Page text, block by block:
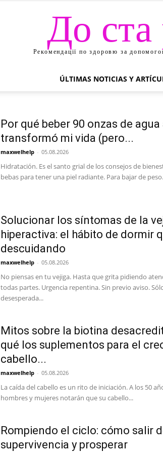
До ста
Рекомендації по здоровю за
ÚLTIMAS NOTICIAS Y
Por qué beber 90 onzas de
transformó mi vida (pero...
maxwelhelp - 05.08.2026
Hidratación. Es el santo grial de los consejos de
bebas para tener una piel radiante. Para bajar de
Solucionar los síntomas de la
hiperactiva: el hábito de dormir
descuidando
maxwelhelp - 05.08.2026
No piensas en tu vejiga. Hasta que grita pidiendo
todas partes. Urgencia repentina. Sin previo aviso.
desesperada...
Mitos sobre la biotina
qué los suplementos para el
cabello...
maxwelhelp - 05.08.2026
La caída del cabello es un rito de iniciación. A los 50
hombres y mujeres notarán que su cabello...
Rompiendo el ciclo: cómo salir
supervivencia y prosperar